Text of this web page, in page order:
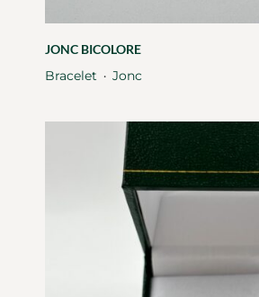
JONC BICOLORE
Bracelet ・ Jonc